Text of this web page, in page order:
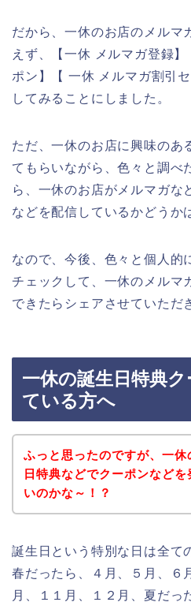
だから、一休のお店のメルマ
えず、【一休 メルマガ登録
ポン】【 一休 メルマガ割引
してみることにしました。
ただ、一休のお店に興味のあ
てもらいながら、色々と調べ
ら、一休のお店がメルマガな
などを配信しているかどうか
なので、今後、色々と個人的
チェックして、一休のメルマ
できたらシェアさせていただ
一休の誕生日特典
ている方へ
ふっと思ったのですが、一休
日特典などでクーポンなど
いのかな～！？
誕生日という特別な日は全て
春だったら、４月、５月、６
月、１１月、１２月、夏だっ